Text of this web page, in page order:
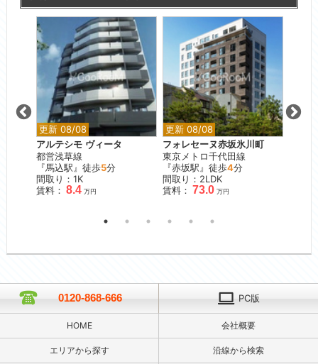
更新 08/08
アルテシモ ヴィータ
都営浅草線
『馬込駅』徒歩5分
間取り：1K
賃料： 8.4 万円
更新 08/08
フォレセーヌ赤坂氷川町
東京メトロ千代田線
『赤坂駅』徒歩4分
間取り：2LDK
賃料： 73.0 万円
0120-868-666 PC版
HOME 会社概要
エリアから探す 沿線から検索